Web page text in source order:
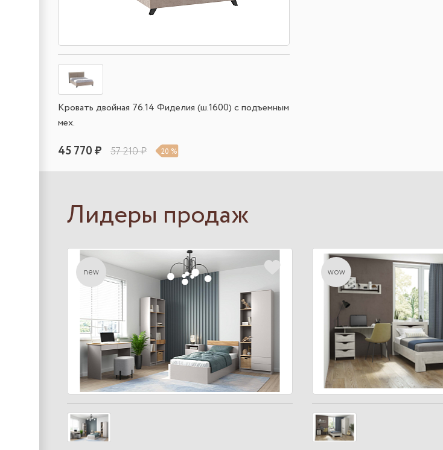
Кровать двойная 76.14 Фиделия (ш.1600) с подъемным
мех.
45 770 ₽ 57 210 ₽ 20 %
Лидеры продаж
new wow